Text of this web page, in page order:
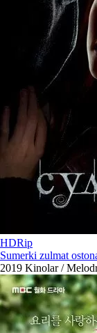
HDRip
Sumerki zulmat
2019 Kinolar /